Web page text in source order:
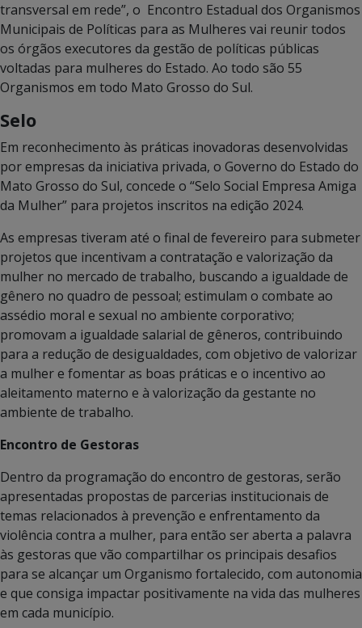
transversal em rede”, o Encontro Estadual dos Organismos
Municipais de Políticas para as Mulheres vai reunir todos
os órgãos executores da gestão de políticas públicas
voltadas para mulheres do Estado. Ao todo são 55
Organismos em todo Mato Grosso do Sul.
Selo
Em reconhecimento às práticas inovadoras desenvolvidas
por empresas da iniciativa privada, o Governo do Estado do
Mato Grosso do Sul, concede o “Selo Social Empresa Amiga
da Mulher” para projetos inscritos na edição 2024.
As empresas tiveram até o final de fevereiro para submeter
projetos que incentivam a contratação e valorização da
mulher no mercado de trabalho, buscando a igualdade de
gênero no quadro de pessoal; estimulam o combate ao
assédio moral e sexual no ambiente corporativo;
promovam a igualdade salarial de gêneros, contribuindo
para a redução de desigualdades, com objetivo de valorizar
a mulher e fomentar as boas práticas e o incentivo ao
aleitamento materno e à valorização da gestante no
ambiente de trabalho.
Encontro de Gestoras
Dentro da programação do encontro de gestoras, serão
apresentadas propostas de parcerias institucionais de
temas relacionados à prevenção e enfrentamento da
violência contra a mulher, para então ser aberta a palavra
às gestoras que vão compartilhar os principais desafios
para se alcançar um Organismo fortalecido, com autonomia
e que consiga impactar positivamente na vida das mulheres
em cada município.